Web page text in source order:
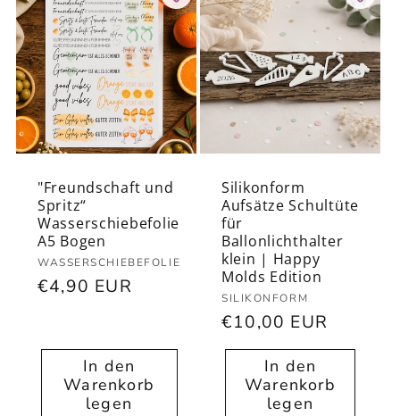
"Freundschaft und
Spritz“
Wasserschiebefolie
A5 Bogen
Anbieter:
WASSERSCHIEBEFOLIE
Normaler
€4,90 EUR
In den
Warenkorb
legen
Silikonform
Aufsätze Schultüte
für
Ballonlichthalter
klein | Happy
Molds Edition
Anbieter:
SILIKONFORM
Normaler
Preis
€10,00 EUR
In den
Warenkorb
legen